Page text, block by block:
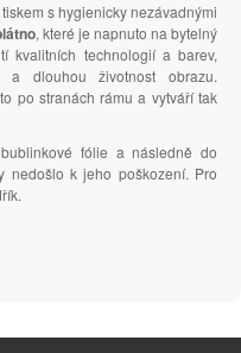
s hygienicky nezávadnými
, které je napnuto na bytelný
kvalitních technologií a barev,
a dlouhou životnost obrazu.
po stranách rámu a vytváří tak
fólie a následně do
nedošlo k jeho poškození. Pro